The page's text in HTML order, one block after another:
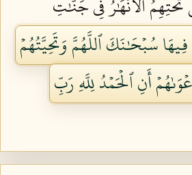
سُبۡحَٰنَكَ ٱللَّهُمَّ وَتَحِيَّتُهُمۡ
أَنِ ٱلۡحَمۡدُ لِلَّهِ رَبِّ